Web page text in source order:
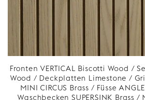
Fronten VERTICAL Biscotti Wood /
Wood / Deckplatten Limestone /
MINI CIRCUS Brass / Füsse
Waschbecken SUPERSINK Brass